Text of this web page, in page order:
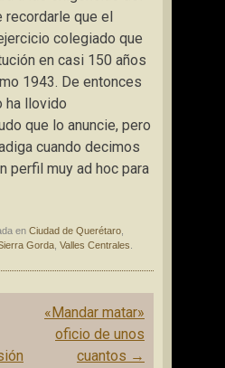
recordarle que el
colegiado que
en casi 150 años
1943. De entonces
ha llovido
que lo anuncie, pero
cuando decimos
perfil muy ad hoc para
en Ciudad de Querétaro
Gorda Valles Centrales
«Mandar matar»
oficio de unos
cuantos →